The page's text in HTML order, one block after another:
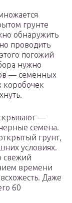
грунте
обнаружить
проводить
погожий
нужно
— семенных
коробочек
—
семена.
грунт,
условиях.
свежий
времени
Даже
60